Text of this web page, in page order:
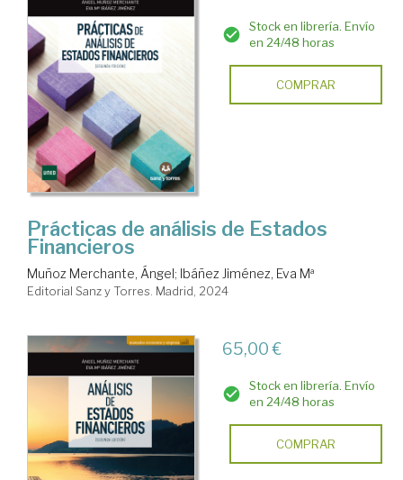
Stock en librería. Envío
en 24/48 horas
COMPRAR
Prácticas de análisis de Estados
Financieros
Muñoz Merchante, Ángel; Ibáñez Jiménez, Eva Mª
Editorial Sanz y Torres. Madrid, 2024
65,00 €
Stock en librería. Envío
en 24/48 horas
COMPRAR